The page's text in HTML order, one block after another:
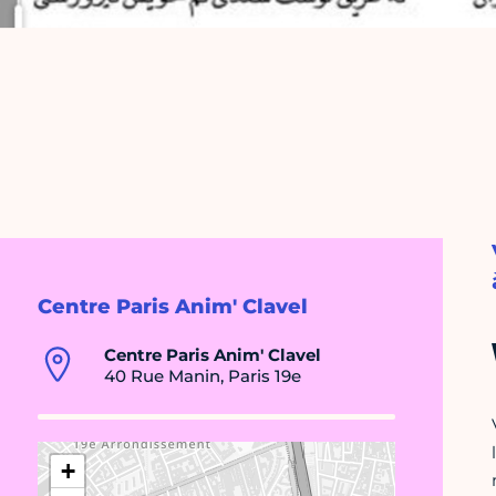
Centre Paris Anim' Clavel
Centre Paris Anim' Clavel
40 Rue Manin, Paris 19e
+